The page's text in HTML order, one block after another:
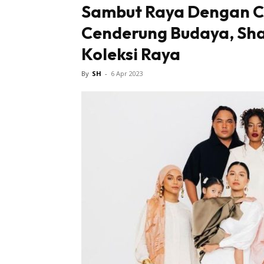
Sambut Raya Dengan
Cenderung Budaya,
Koleksi Raya
By SH - 6 Apr 2023